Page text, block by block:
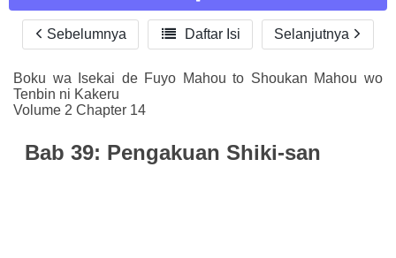
Cari
Reader Settings
Font :
Titillium Web
A-
16 A+
Sebelumnya  Daftar Isi Selanjutnya
Boku wa Isekai de Fuyo Mahou to Shoukan Mahou wo
Tenbin ni Kakeru
Volume 2 Chapter 14
Bab 39: Pengakuan Shiki-san